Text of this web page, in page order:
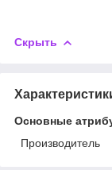
Скрыть
Основные
Производитель